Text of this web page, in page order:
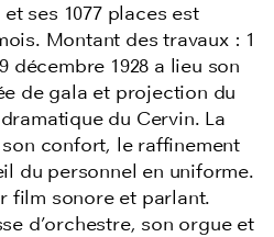
ses 1077 places est
Montant des travaux : 1
décembre 1928 a lieu son
de gala et projection du
du Cervin. La
confort, le raffinement
du personnel en uniforme.
film sonore et parlant.
d’orchestre, son orgue et